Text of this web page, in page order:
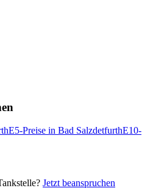
E5-Preise in Bad SalzdetfurthE10-
Jetzt beanspruchen